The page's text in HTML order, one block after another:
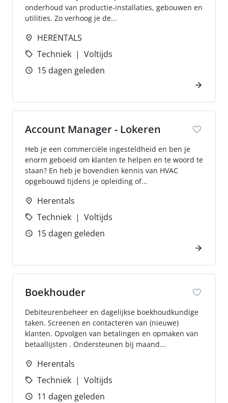
onderhoud van productie-installaties, gebouwen en
utilities. Zo verhoog je de...
HERENTALS
Techniek
Voltijds
15 dagen geleden
Account Manager - Lokeren
Heb je een commerciële ingesteldheid en ben je
enorm geboeid om klanten te helpen en te woord te
staan? En heb je bovendien kennis van HVAC
opgebouwd tijdens je opleiding of...
Herentals
Techniek
Voltijds
15 dagen geleden
Boekhouder
Debiteurenbeheer en dagelijkse boekhoudkundige
taken. Screenen en contacteren van (nieuwe)
klanten. Opvolgen van betalingen en opmaken van
betaallijsten . Ondersteunen bij maand...
Herentals
Techniek
Voltijds
11 dagen geleden